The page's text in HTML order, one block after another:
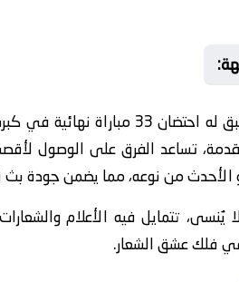
يحمل ملعب فالنسيا إرثاً تاريخياً
تساعد الفرق على الوصول
الأحدث من نوعه، مما يضمن جودة بث
يُنسى، تتمايل فيه الأعلام
فلك عشق الشعار.